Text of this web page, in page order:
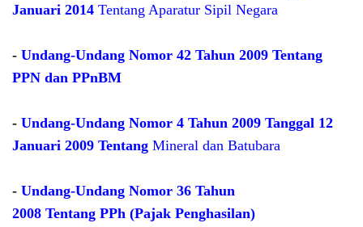
Januari 2014 Tentang Aparatur Sipil Negara
- Undang-Undang Nomor 42 Tahun 2009 Tentang
PPN dan PPnBM
- Undang-Undang Nomor 4 Tahun 2009 Tanggal 12
Januari 2009 Tentang Mineral dan Batubara
- Undang-Undang Nomor 36 Tahun
2008 Tentang PPh (Pajak Penghasilan)